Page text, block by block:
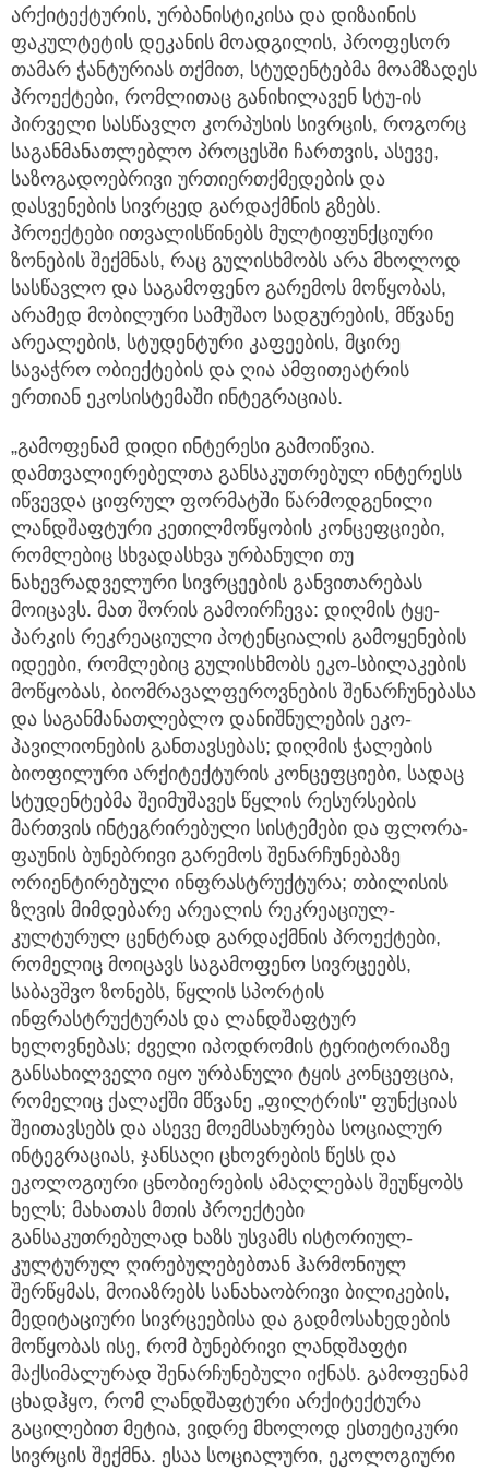
არქიტექტურის, ურბანისტიკისა და დიზაინის
ფაკულტეტის დეკანის მოადგილის, პროფესორ
თამარ ჭანტურიას თქმით, სტუდენტებმა მოამზადეს
პროექტები, რომლითაც განიხილავენ სტუ-ის
პირველი სასწავლო კორპუსის სივრცის, როგორც
საგანმანათლებლო პროცესში ჩართვის, ასევე,
საზოგადოებრივი ურთიერთქმედების და
დასვენების სივრცედ გარდაქმნის გზებს.
პროექტები ითვალისწინებს მულტიფუნქციური
ზონების შექმნას, რაც გულისხმობს არა მხოლოდ
სასწავლო და საგამოფენო გარემოს მოწყობას,
არამედ მობილური სამუშაო სადგურების, მწვანე
არეალების, სტუდენტური კაფეების, მცირე
სავაჭრო ობიექტების და ღია ამფითეატრის
ერთიან ეკოსისტემაში ინტეგრაციას.
„გამოფენამ დიდი ინტერესი გამოიწვია.
დამთვალიერებელთა განსაკუთრებულ ინტერესს
იწვევდა ციფრულ ფორმატში წარმოდგენილი
ლანდშაფტური კეთილმოწყობის კონცეფციები,
რომლებიც სხვადასხვა ურბანული თუ
ნახევრადველური სივრცეების განვითარებას
მოიცავს. მათ შორის გამოირჩევა: დიღმის ტყე-
პარკის რეკრეაციული პოტენციალის გამოყენების
იდეები, რომლებიც გულისხმობს ეკო-სბილაკების
მოწყობას, ბიომრავალფეროვნების შენარჩუნებასა
და საგანმანათლებლო დანიშნულების ეკო-
პავილიონების განთავსებას; დიღმის ჭალების
ბიოფილური არქიტექტურის კონცეფციები, სადაც
სტუდენტებმა შეიმუშავეს წყლის რესურსების
მართვის ინტეგრირებული სისტემები და ფლორა-
ფაუნის ბუნებრივი გარემოს შენარჩუნებაზე
ორიენტირებული ინფრასტრუქტურა; თბილისის
ზღვის მიმდებარე არეალის რეკრეაციულ-
კულტურულ ცენტრად გარდაქმნის პროექტები,
რომელიც მოიცავს საგამოფენო სივრცეებს,
საბავშვო ზონებს, წყლის სპორტის
ინფრასტრუქტურას და ლანდშაფტურ
ხელოვნებას; ძველი იპოდრომის ტერიტორიაზე
განსახილველი იყო ურბანული ტყის კონცეფცია,
რომელიც ქალაქში მწვანე „ფილტრის" ფუნქციას
შეითავსებს და ასევე მოემსახურება სოციალურ
ინტეგრაციას, ჯანსაღი ცხოვრების წესს და
ეკოლოგიური ცნობიერების ამაღლებას შეუწყობს
ხელს; მახათას მთის პროექტები
განსაკუთრებულად ხაზს უსვამს ისტორიულ-
კულტურულ ღირებულებებთან ჰარმონიულ
შერწყმას, მოიაზრებს სანახაობრივი ბილიკების,
მედიტაციური სივრცეებისა და გადმოსახედების
მოწყობას ისე, რომ ბუნებრივი ლანდშაფტი
მაქსიმალურად შენარჩუნებული იქნას. გამოფენამ
ცხადჰყო, რომ ლანდშაფტური არქიტექტურა
გაცილებით მეტია, ვიდრე მხოლოდ ესთეტიკური
სივრცის შექმნა. ესაა სოციალური, ეკოლოგიური